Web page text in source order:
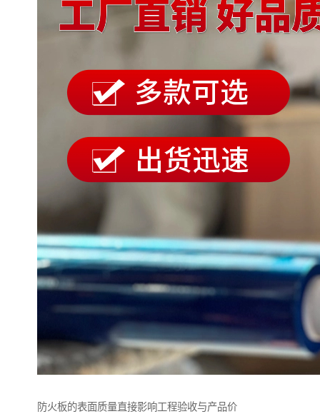
防火板的表面质量直接影响工程验收与产品价